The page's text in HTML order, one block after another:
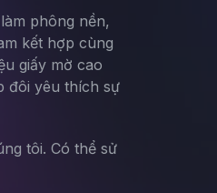
phông nền,
kết hợp cùng
giấy mờ cao
đôi yêu thích sự
tôi. Có thể sử